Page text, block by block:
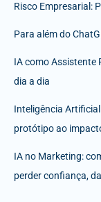
Risco Empresarial:
Para além do
IA como Assistente
dia a dia
Inteligência
protótipo ao
IA no Marketing:
perder confiança,